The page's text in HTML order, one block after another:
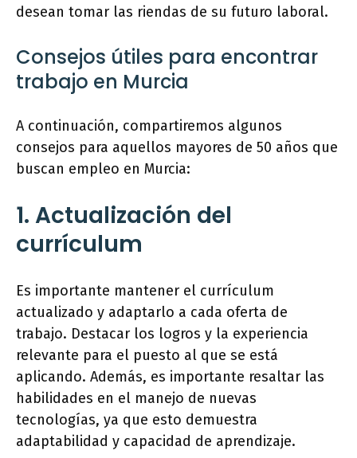
desean tomar las riendas de su futuro laboral.
Consejos útiles para encontrar
trabajo en Murcia
A continuación, compartiremos algunos
consejos para aquellos mayores de 50 años que
buscan empleo en Murcia:
1. Actualización del
currículum
Es importante mantener el currículum
actualizado y adaptarlo a cada oferta de
trabajo. Destacar los logros y la experiencia
relevante para el puesto al que se está
aplicando. Además, es importante resaltar las
habilidades en el manejo de nuevas
tecnologías, ya que esto demuestra
adaptabilidad y capacidad de aprendizaje.